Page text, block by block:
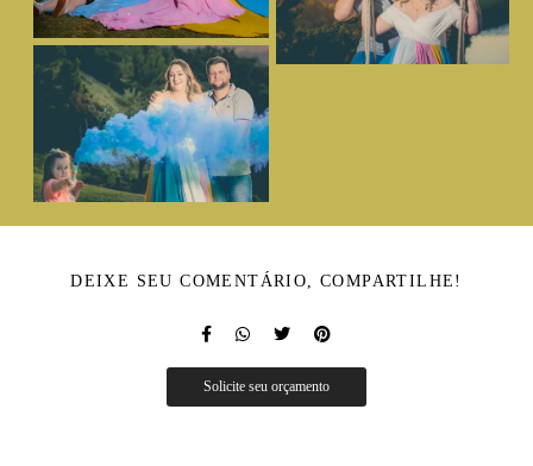
DEIXE SEU COMENTÁRIO, COMPARTILHE!
Solicite seu orçamento